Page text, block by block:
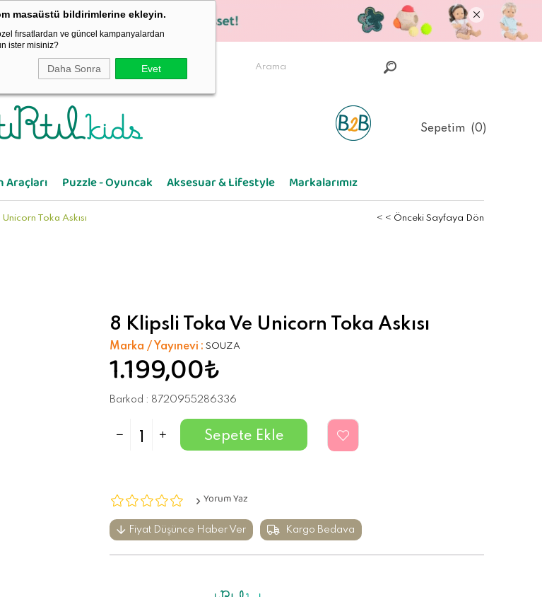
masaüstü bildirimlerine ekleyin.
fırsatlardan ve güncel kampanyalardan
ister misiniz?
Daha Sonra Evet
Sepetim 0
Araçları Puzzle - Oyuncak Aksesuar & Lifestyle Markalarımız
Toka Askısı < < Önceki Sayfaya Dön
8 Klipsli Toka Ve Unicorn Toka Askısı
Marka / Yayınevi : SOUZA
1.199,00₺
Barkod : 8720955286336
Yorum Yaz
Fiyat Düşünce Haber Ver Kargo Bedava